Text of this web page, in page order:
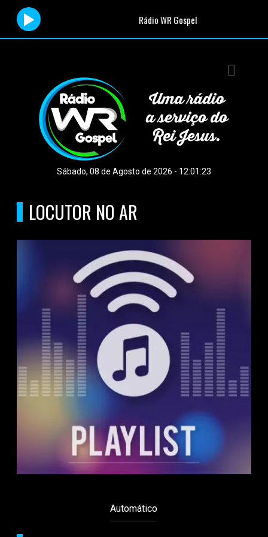
Rádio WR Gospel